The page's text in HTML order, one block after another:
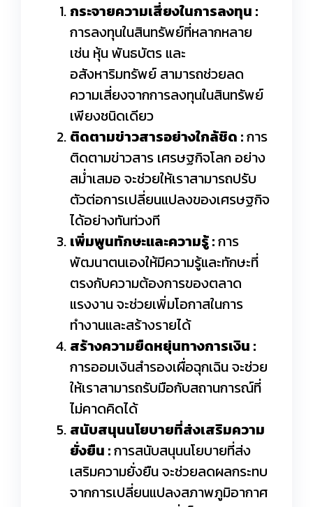
กระจายความเสี่ยงในการลงทุน :
การลงทุนในสินทรัพย์ที่หลากหลาย
เช่น หุ้น พันธบัตร และ
อสังหาริมทรัพย์ สามารถช่วยลด
ความเสี่ยงจากการลงทุนในสินทรัพย์
เพียงชนิดเดียว
ติดตามข่าวสารอย่างใกล้ชิด :การ
ติดตามข่าวสาร เศรษฐกิจโลก อย่าง
สม่ำเสมอ จะช่วยให้เราสามารถปรับ
ตัวต่อการเปลี่ยนแปลงของเศรษฐกิจ
ได้อย่างทันท่วงที
เพิ่มพูนทักษะและความรู้ :การ
พัฒนาตนเองให้มีความรู้และทักษะที่
ตรงกับความต้องการของตลาด
แรงงาน จะช่วยเพิ่มโอกาสในการ
ทำงานและสร้างรายได้
สร้างความยืดหยุ่นทางการเงิน :
การออมเงินสำรองเผื่อฉุกเฉิน จะช่วย
ให้เราสามารถรับมือกับสถานการณ์ที่
ไม่คาดคิดได้
สนับสนุนนโยบายที่ส่งเสริมความ
ยั่งยืน :การสนับสนุนนโยบายที่ส่ง
เสริมความยั่งยืน จะช่วยลดผลกระทบ
จากการเปลี่ยนแปลงสภาพภูมิอากาศ